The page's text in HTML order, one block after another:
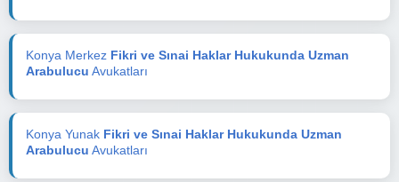
Konya Merkez Fikri ve Sınai Haklar Hukukunda Uzman
Arabulucu Avukatları
Konya Yunak Fikri ve Sınai Haklar Hukukunda Uzman
Arabulucu Avukatları